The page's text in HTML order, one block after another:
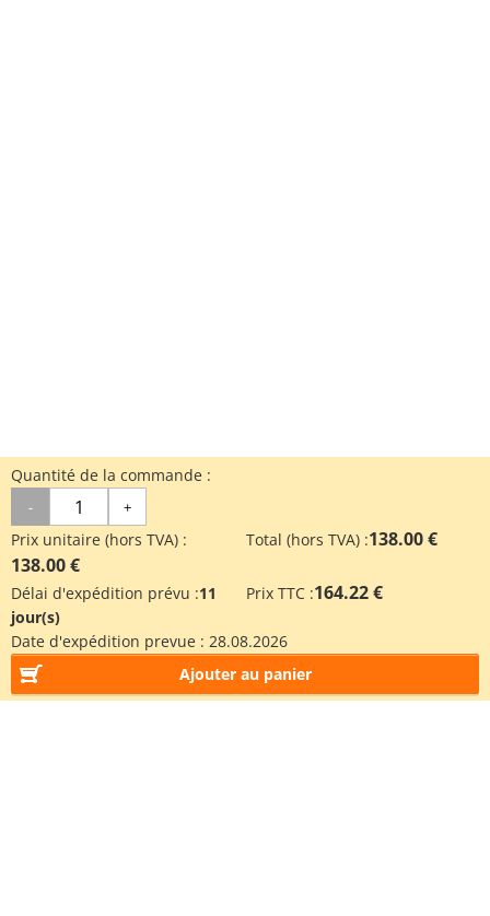
Quantité de la commande :
- +
Prix unitaire (hors TVA) :
138.00 €
Total (hors TVA) :138.00 €
Délai d'expédition prévu :11
jour(s)
Prix TTC :164.22 €
Date d'expédition prevue : 28.08.2026
Ajouter au panier